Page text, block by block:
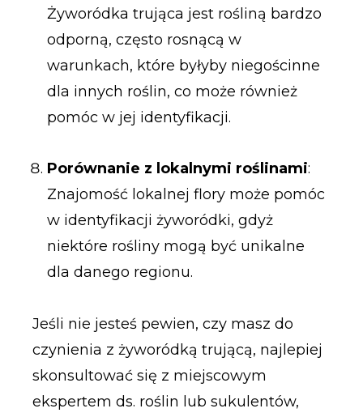
Żyworódka trująca jest rośliną bardzo
odporną, często rosnącą w
warunkach, które byłyby niegościnne
dla innych roślin, co może również
pomóc w jej identyfikacji.
Porównanie z lokalnymi roślinami:
Znajomość lokalnej flory może pomóc
w identyfikacji żyworódki, gdyż
niektóre rośliny mogą być unikalne
dla danego regionu.
Jeśli nie jesteś pewien, czy masz do
czynienia z żyworódką trującą, najlepiej
skonsultować się z miejscowym
ekspertem ds. roślin lub sukulentów,